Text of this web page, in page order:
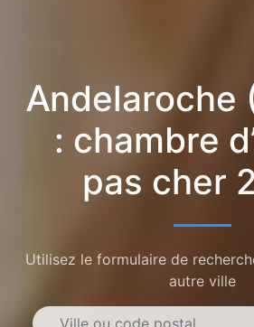
Andelaroche
: chambre
pas cher
Utilisez le formulaire de
autre ville